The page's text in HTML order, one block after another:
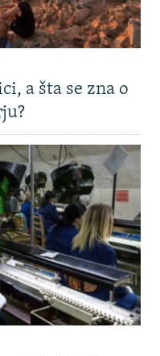
a šta se zna o